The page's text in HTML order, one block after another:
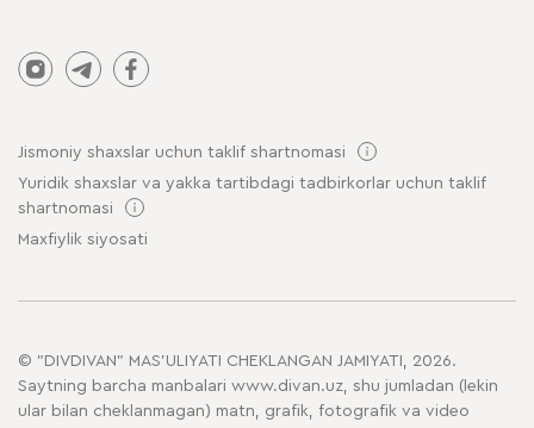
Jismoniy shaxslar uchun taklif shartnomasi
Yuridik shaxslar va yakka tartibdagi tadbirkorlar uchun taklif
shartnomasi
Maxfiylik siyosati
© "DIVDIVAN" MAS'ULIYATI CHEKLANGAN JAMIYATI, 2026.
Saytning barcha manbalari www.divan.uz, shu jumladan (lekin
ular bilan cheklanmagan) matn, grafik, fotografik va video